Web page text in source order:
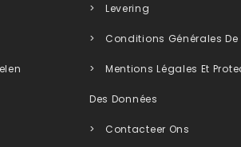
Levering
Conditions Générales De
Mentions Légales Et
Des Données
Contacteer Ons